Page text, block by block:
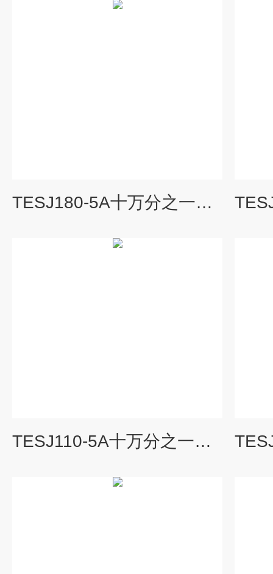
TESJ180-5A十万分之一天平,180g 0.01mg电子天平
TESJ110-5A十万分之一天平,110g 0.01mg电子天平